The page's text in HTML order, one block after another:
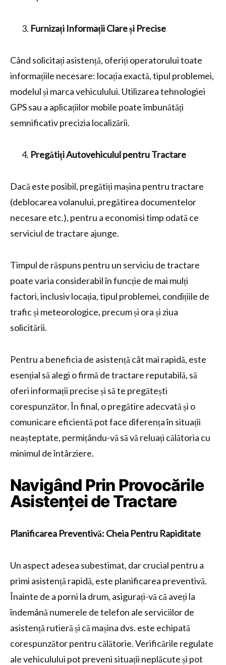
Furnizați Informații Clare și Precise
Când solicitați asistență, oferiți operatorului toate
informațiile necesare: locația exactă, tipul problemei,
modelul și marca vehiculului. Utilizarea tehnologiei
GPS sau a aplicațiilor mobile poate îmbunătăți
semnificativ precizia localizării.
Pregătiți Autovehiculul pentru Tractare
Dacă este posibil, pregătiți mașina pentru tractare
(deblocarea volanului, pregătirea documentelor
necesare etc.), pentru a economisi timp odată ce
serviciul de tractare ajunge.
Timpul de răspuns pentru un serviciu de tractare
poate varia considerabil în funcție de mai mulți
factori, inclusiv locația, tipul problemei, condițiile de
trafic și meteorologice, precum și ora și ziua
solicitării.
Pentru a beneficia de asistență cât mai rapidă, este
esențial să alegi o firmă de tractare reputabilă, să
oferi informații precise și să te pregătești
corespunzător. În final, o pregătire adecvată și o
comunicare eficientă pot face diferența în situații
neașteptate, permițându-vă să vă reluați călătoria cu
minimul de întârziere.
Navigând Prin Provocările
Asistenței de Tractare
Planificarea Preventivă: Cheia Pentru Rapiditate
Un aspect adesea subestimat, dar crucial pentru a
primi asistență rapidă, este planificarea preventivă.
Înainte de a porni la drum, asigurați-vă că aveți la
îndemână numerele de telefon ale serviciilor de
asistență rutieră și că mașina dvs. este echipată
corespunzător pentru călătorie. Verificările regulate
ale vehiculului pot preveni situații neplăcute și pot